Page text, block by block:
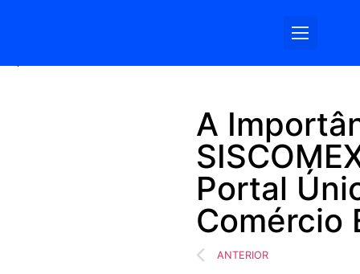
A
Portal
Comércio
ANTERIOR